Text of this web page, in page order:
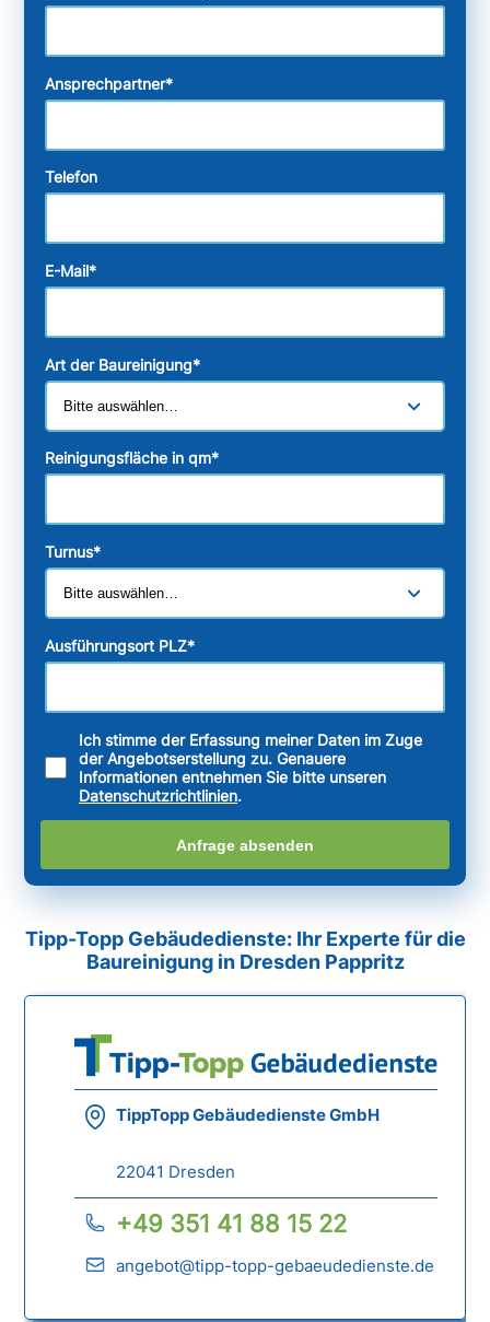
Ansprechpartner*
Telefon
E-Mail*
Art der Baureinigung*
Reinigungsfläche in qm*
Turnus*
Ausführungsort PLZ*
Ich stimme der Erfassung meiner Daten im Zuge
der Angebotserstellung zu. Genauere
Informationen entnehmen Sie bitte unseren
Datenschutzrichtlinien.
Anfrage absenden
Tipp-Topp Gebäudedienste: Ihr Experte für die
Baureinigung in Dresden Pappritz
TippTopp Gebäudedienste GmbH
22041 Dresden
+49 351 41 88 15 22
angebot@tipp-topp-gebaeudedienste.de